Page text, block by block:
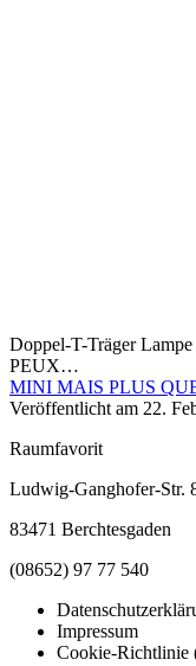
Doppel-T-Träger
PEUX…
MINI MAIS PLUS
Veröffentlicht am 22.
Raumfavorit
Ludwig-Ganghofer-Str.
83471 Berchtesgaden
(08652) 97 77 540
Impressum
Cookie-Richtlinie